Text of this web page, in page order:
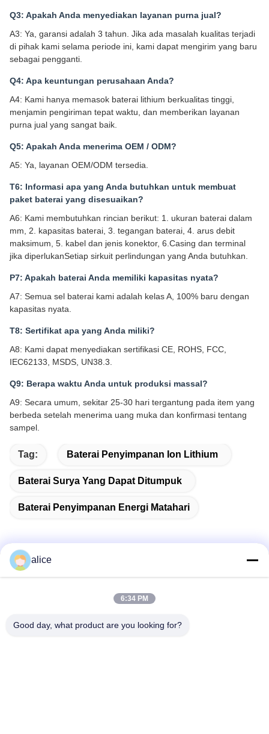
Q3: Apakah Anda menyediakan layanan purna jual?
A3: Ya, garansi adalah 3 tahun. Jika ada masalah kualitas terjadi
di pihak kami selama periode ini, kami dapat mengirim yang baru
sebagai pengganti.
Q4: Apa keuntungan perusahaan Anda?
A4: Kami hanya memasok baterai lithium berkualitas tinggi,
menjamin pengiriman tepat waktu, dan memberikan layanan
purna jual yang sangat baik.
Q5: Apakah Anda menerima OEM / ODM?
A5: Ya, layanan OEM/ODM tersedia.
T6: Informasi apa yang Anda butuhkan untuk membuat
paket baterai yang disesuaikan?
A6: Kami membutuhkan rincian berikut: 1. ukuran baterai dalam
mm, 2. kapasitas baterai, 3. tegangan baterai, 4. arus debit
maksimum, 5. kabel dan jenis konektor, 6.Casing dan terminal
jika diperlukanSetiap sirkuit perlindungan yang Anda butuhkan.
P7: Apakah baterai Anda memiliki kapasitas nyata?
A7: Semua sel baterai kami adalah kelas A, 100% baru dengan
kapasitas nyata.
T8: Sertifikat apa yang Anda miliki?
A8: Kami dapat menyediakan sertifikasi CE, ROHS, FCC,
IEC62133, MSDS, UN38.3.
Q9: Berapa waktu Anda untuk produksi massal?
A9: Secara umum, sekitar 25-30 hari tergantung pada item yang
berbeda setelah menerima uang muka dan konfirmasi tentang
sampel.
Tag: Baterai Penyimpanan Ion Lithium
Baterai Surya Yang Dapat Ditumpuk
Baterai Penyimpanan Energi Matahari
Jalan Fuyuan ke-5, Taman Industri Baterai Lithium, Zona
alice
6:34 PM
Good day, what product are you looking for?